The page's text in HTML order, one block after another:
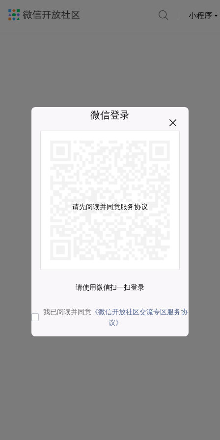
小程序
微信登录
请先阅读并同意服务协议
请使用微信扫一扫登录
我已阅读并同意 《微信开放社区交流专区服务协
议》